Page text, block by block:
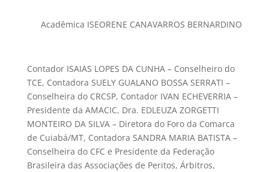
Acadêmica ISEORENE CANAVARROS BERNARDINO
Contador ISAIAS LOPES DA CUNHA – Conselheiro do
TCE, Contadora SUELY GUALANO BOSSA SERRATI –
Conselheira do CRCSP, Contador IVAN ECHEVERRIA –
Presidente da AMACIC, Dra. EDLEUZA ZORGETTI
MONTEIRO DA SILVA – Diretora do Foro da Comarca
de Cuiabá/MT, Contadora SANDRA MARIA BATISTA –
Conselheira do CFC e Presidente da Federação
Brasileira das Associações de Peritos, Árbitros,